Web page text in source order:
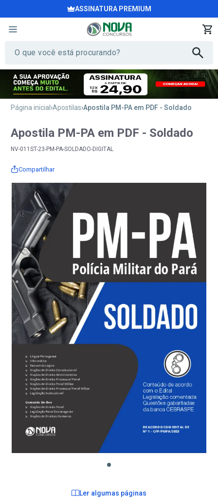
ASSINATURA PREMIUM
Página inicial Apostilas Apostila PM-PA em PDF - Soldado
Ler algumas páginas
Apostila PM-PA em PDF - Soldado
NV-011ST-23-PM-PA-SOLDADO-DIGITAL
Compartilhar